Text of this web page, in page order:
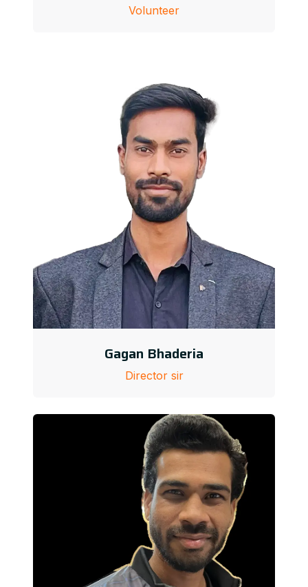
Volunteer
Gagan Bhaderia
Director sir